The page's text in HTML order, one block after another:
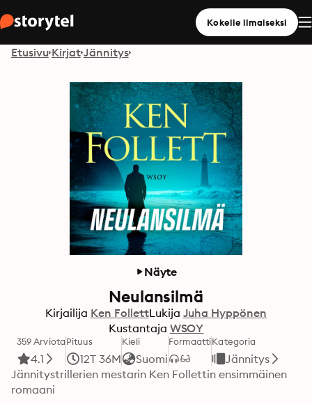
Kokeile ilmaiseksi
Etusivu Kirjat Jännitys
Näyte
Neulansilmä
Kirjailija Ken FollettLukija Juha Hyppönen
Kustantaja WSOY
359 Arviota
4.1
Pituus
12T 36M
Kieli
Suomi
FormaattiKategoria
Jännitys
Jännitystrillerien mestarin Ken Follettin ensimmäinen
romaani